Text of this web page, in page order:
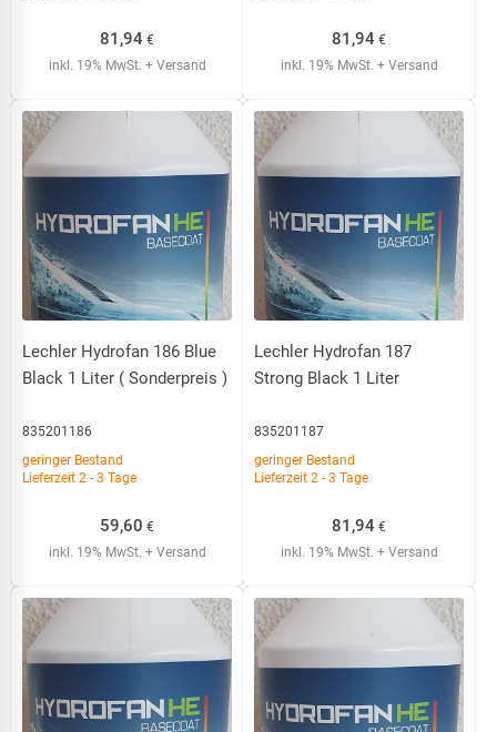
81,94 €
inkl. 19% MwSt. + Versand
81,94 €
inkl. 19% MwSt. + Versand
Lechler Hydrofan 186 Blue
Black 1 Liter ( Sonderpreis )
835201186
geringer Bestand
Lieferzeit 2 - 3 Tage
59,60 €
inkl. 19% MwSt. + Versand
Lechler Hydrofan 187
Strong Black 1 Liter
835201187
geringer Bestand
Lieferzeit 2 - 3 Tage
81,94 €
inkl. 19% MwSt. + Versand